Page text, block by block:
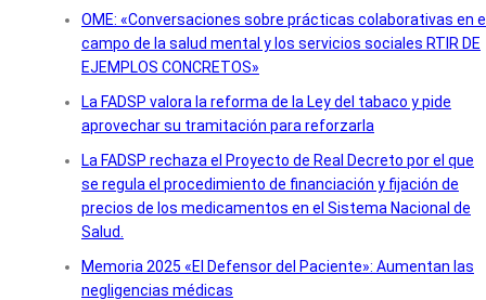
OME: «Conversaciones sobre prácticas colaborativas en
campo de la salud mental y los servicios sociales RTIR DE
EJEMPLOS CONCRETOS»
La FADSP valora la reforma de la Ley del tabaco y pide
aprovechar su tramitación para reforzarla
La FADSP rechaza el Proyecto de Real Decreto por el que
se regula el procedimiento de financiación y fijación de
precios de los medicamentos en el Sistema Nacional de
Salud.
Memoria 2025 «El Defensor del Paciente»: Aumentan las
negligencias médicas